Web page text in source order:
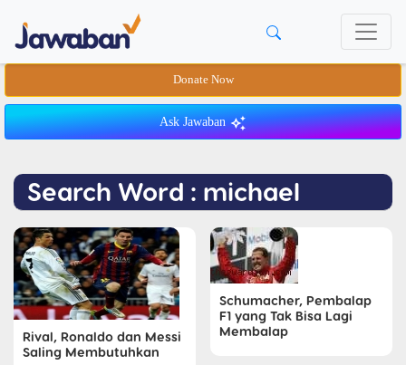
Donate Now
Ask Jawaban
Search Word : michael
Rival, Ronaldo dan Messi
Saling Membutuhkan
Schumacher, Pembalap
F1 yang Tak Bisa Lagi
Membalap